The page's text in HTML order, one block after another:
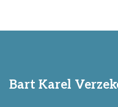
Bart Karel